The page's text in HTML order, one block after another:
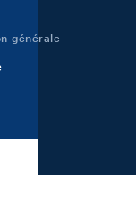
générale